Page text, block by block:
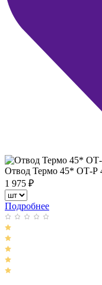
Отвод Термо 45* ОТ-Р
1 975 ₽
Подробнее